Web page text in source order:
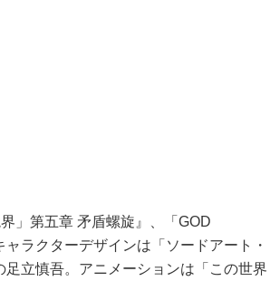
」第五章 矛盾螺旋』、「GOD
ラクターデザインは「ソードアート・
立慎吾。アニメーションは「この世界